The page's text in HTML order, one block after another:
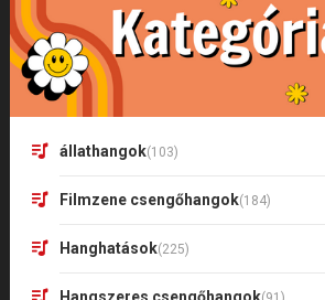
állathangok(103)
Filmzene csengőhangok(184)
Hanghatások(225)
Hangszeres csengőhangok